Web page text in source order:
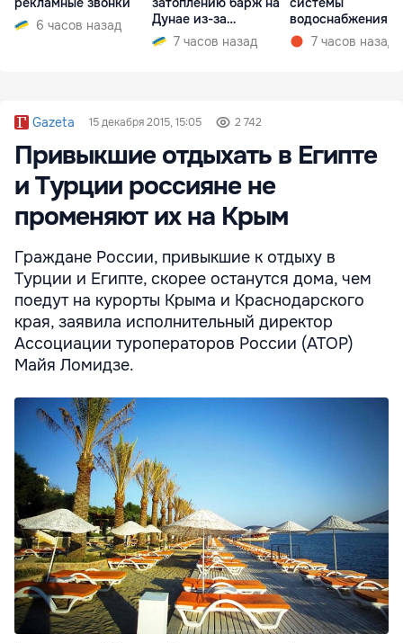
6 часов назад
Дунае из-за
ситуации на АЭС
7 часов назад
водоснабжения
7 часов назад
Gazeta 15 декабря 2015, 15:05 2 742
Привыкшие отдыхать в Египте
и Турции россияне не
променяют их на Крым
Граждане России, привыкшие к отдыху в
Турции и Египте, скорее останутся дома, чем
поедут на курорты Крыма и Краснодарского
края, заявила исполнительный директор
Ассоциации туроператоров России (АТОР)
Майя Ломидзе.